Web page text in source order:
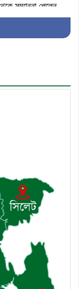
সম্মাননা পেলেন
এএসআই সজল
কমিটির মাসিক
মোশাররফ
এবং একটি
সদস্যকে মারধরের
অভিযোগ